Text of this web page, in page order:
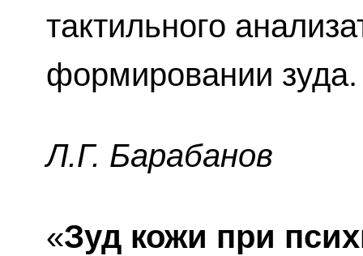
тактильного
формировании зуда.
Л.Г. Бapaбaнoв
«Зуд кожи при